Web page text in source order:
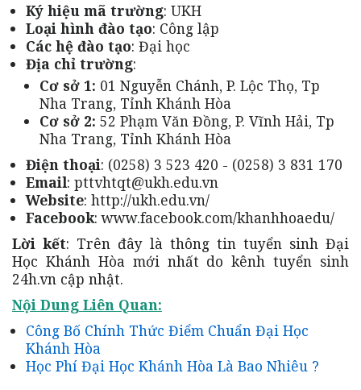
Ký hiệu mã trường: UKH
Loại hình đào tạo: Công lập
Các hệ đào tạo: Đại học
Địa chỉ trường:
Cơ sở 1: 01 Nguyễn Chánh, P. Lộc Thọ, Tp
Nha Trang, Tỉnh Khánh Hòa
Cơ sở 2: 52 Phạm Văn Đồng, P. Vĩnh Hải, Tp
Nha Trang, Tỉnh Khánh Hòa
Điện thoại: (0258) 3 523 420 - (0258) 3 831 170
Email: pttvhtqt@ukh.edu.vn
Website: http://ukh.edu.vn/
Facebook: www.facebook.com/khanhhoaedu/
Lời kết: Trên đây là thông tin tuyển sinh Đại
Học Khánh Hòa mới nhất do kênh tuyển sinh
24h.vn cập nhật.
Nội Dung Liên Quan:
Công Bố Chính Thức Điểm Chuẩn Đại Học
Khánh Hòa
Học Phí Đại Học Khánh Hòa Là Bao Nhiêu ?